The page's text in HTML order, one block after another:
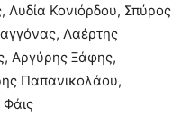
Κονιόρδου, Σπύρος
Λαέρτης
Αργύρης Ξάφης,
Παπανικολάου,